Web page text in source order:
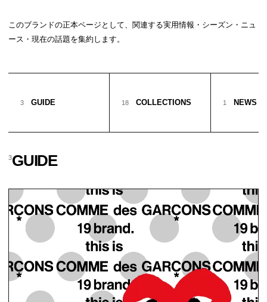
このブランドの正本ページとして、関連する実用情報・シーズン・ニュ
ース・現在の話題を集約します。
3 GUIDE 18 COLLECTIONS 1 NEWS
3GUIDE